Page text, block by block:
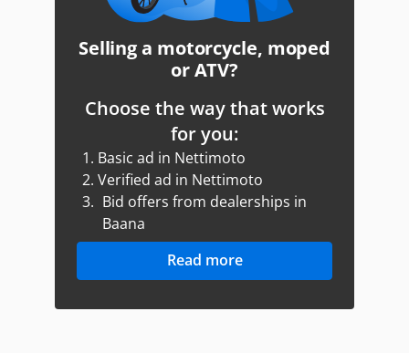
Selling a motorcycle, moped
or ATV?
Choose the way that works
for you:
1. Basic ad in Nettimoto
2. Verified ad in Nettimoto
3. Bid offers from dealerships in
Baana
Read more